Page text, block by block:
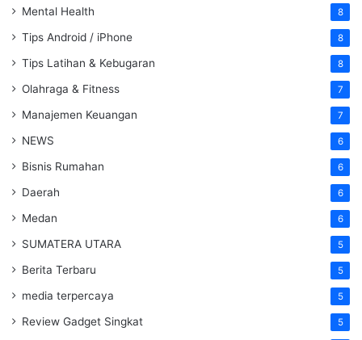
Mental Health 8
Tips Android / iPhone 8
Tips Latihan & Kebugaran 8
Olahraga & Fitness 7
Manajemen Keuangan 7
NEWS 6
Bisnis Rumahan 6
Daerah 6
Medan 6
SUMATERA UTARA 5
Berita Terbaru 5
media terpercaya 5
Review Gadget Singkat 5